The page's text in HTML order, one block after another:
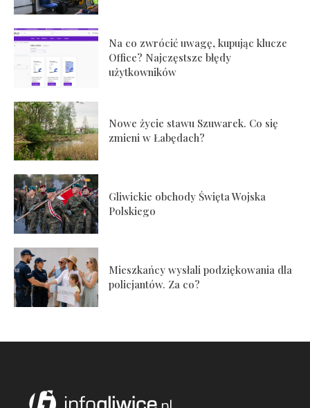
Na co zwrócić uwagę, kupując klucze
Office? Najczęstsze błędy
użytkowników
Nowe życie stawu Szuwarek. Co się
zmieni w Łabędach?
Gliwickie obchody Święta Wojska
Polskiego
Mieszkańcy wysłali podziękowania dla
policjantów. Za co?